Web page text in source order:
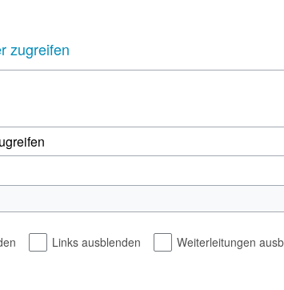
zugreifen
Links ausblenden Weiterleitungen